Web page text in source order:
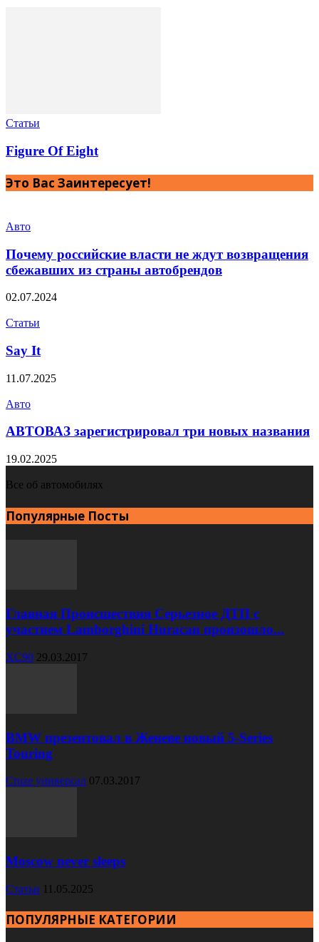
Статьи
Figure Of Eight
Это Вас Заинтересует!
Авто
Почему российские власти не ждут возвращения
сбежавших из страны автобрендов
02.07.2024
Статьи
Say It
11.07.2025
Авто
АВТОВАЗ зарегистрировал три новых названия
19.02.2025
Все об автомобилях
Популярные Посты
Главная Происшествия Серьезное ДТП с
участием Lamborghini Huracan произошло...
XC90 29.03.2017
BMW презентовал в Женеве новый 5-Series
Touring
Cruze универсал 07.03.2017
Moscow never sleeps
Статьи 11.05.2025
ПОПУЛЯРНЫЕ КАТЕГОРИИ